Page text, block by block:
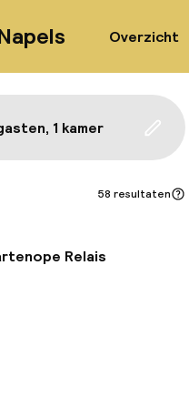
Overzicht
hotels
1 kamer
58 resultaten
Relais